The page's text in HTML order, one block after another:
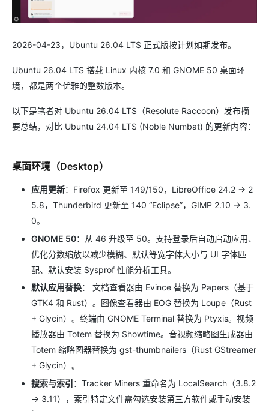
2026-04-23，Ubuntu 26.04 LTS 正式版按计划如期发布。
Ubuntu 26.04 LTS 搭载 Linux 内核 7.0 和 GNOME 50 桌面环
境，都是两个优雅的整数版本。
以下是笔者对 Ubuntu 26.04 LTS（Resolute Raccoon）发布摘
要总结，对比 Ubuntu 24.04 LTS (Noble Numbat) 的更新内容：
桌面环境（Desktop）
应用更新：Firefox 更新至 149/150，LibreOffice 24.2 → 2
5.8，Thunderbird 更新至 140 “Eclipse”，GIMP 2.10 → 3.
0。
GNOME 50：从 46 升级至 50。支持登录后自动启动应用、
优化分数缩放以减少模糊、默认等宽字体大小与 UI 字体匹
配、默认安装 Sysprof 性能分析工具。
默认应用替换： 文档查看器由 Evince 替换为 Papers（基于
GTK4 和 Rust）。图像查看器由 EOG 替换为 Loupe（Rust
+ Glycin）。终端由 GNOME Terminal 替换为 Ptyxis。视频
播放器由 Totem 替换为 Showtime。音视频缩略图生成器由
Totem 缩略图器替换为 gst-thumbnailers（Rust GStreamer
+ Glycin）。
搜索与索引 ：Tracker Miners 重命名为 LocalSearch（3.8.2
→ 3.11），索引特定文件需勾选安装第三方软件或手动安装